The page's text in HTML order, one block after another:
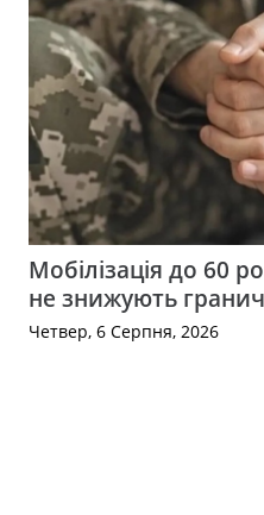
Мобілізація до 60
не знижують
Четвер, 6 Серпня, 2026